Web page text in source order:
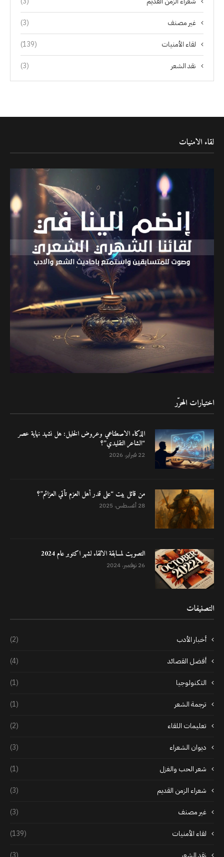
غير مصنف (3)
لقاء الأمنيات (139)
نقد الشعر (3)
لقاء الامنيات
اختيارات المحرّر
الذكاء الاصطناعي وعروض الخليل: هل نشهد نهاية عصر
“الشاعر التقليدي”؟
22 فبراير، 2026
من قائل بيت “على قدر أهل العزم تأتي العزائم”؟
28 أغسطس، 2025
التصويت لمسابقة الالقاء لشهر اكتوبر عام 2024
26 نوفمبر، 2024
التصنيفات
أخبار الأدب (2)
أفضل القصائد (4)
التكنولوجيا (1)
ترجمة الشعر (1)
تعليمات اللقاء (2)
ديوان الشعراء (3)
شعر الحب والغزل (1)
شعراء الزمن القديم (3)
غير مصنف (3)
لقاء الأمنيات (139)